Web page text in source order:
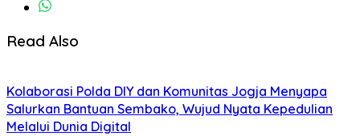
Read Also
Kolaborasi Polda DIY dan Komunitas Jogja Menyapa
Salurkan Bantuan Sembako, Wujud Nyata Kepedulian
Melalui Dunia Digital